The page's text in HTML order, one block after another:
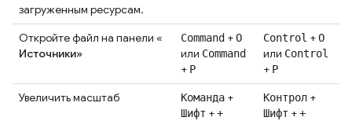
загруженным ресурсам.
Откройте файл на панели «
Источники»
Command +O
или Command
+ P
Control +O
или Control
+ P
Увеличить масштаб Команда +
Шифт ++
Контрол +
Шифт ++